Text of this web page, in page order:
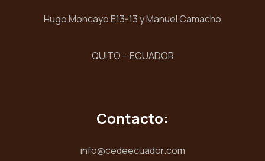
Hugo Moncayo E13-13 y Manuel Camacho
QUITO – ECUADOR
Contacto:
info@cedeecuador.com